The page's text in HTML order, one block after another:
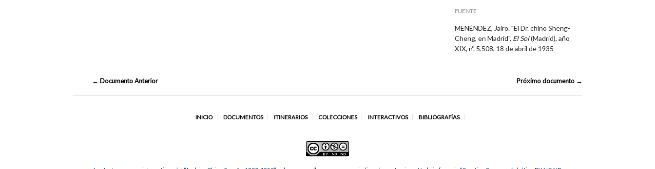
FUENTE
MENÉNDEZ, Jairo. "El Dr. chino Sheng-
Cheng, en Madrid", El Sol(Madrid), año
XIX, nº. 5.508, 18 de abril de 1935
← Documento Anterior Próximo documento →
INICIO DOCUMENTOS ITINERARIOS COLECCIONES INTERACTIVOS BIBLIOGRAFÍAS